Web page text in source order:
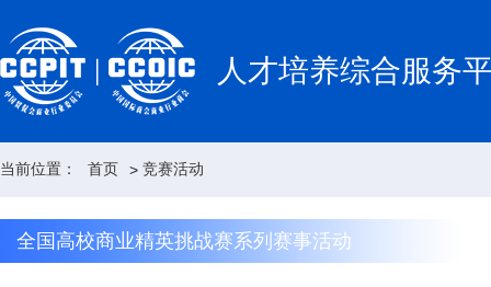
人才培养综合服务
当前位置： 首页 > 竞赛活动
全国高校商业精英挑战赛系列赛事活动